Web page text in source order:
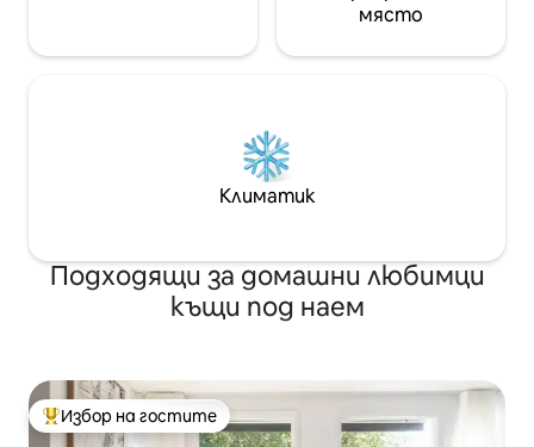
място
Климатик
Подходящи за домашни любимци
къщи под наем
Най-популярен избор на гостите
Избор на гостите